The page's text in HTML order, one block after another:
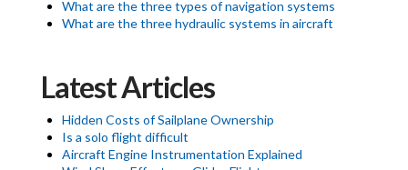
What are the three types of navigation systems
What are the three hydraulic systems in aircraft
Latest Articles
Hidden Costs of Sailplane Ownership
Is a solo flight difficult
Aircraft Engine Instrumentation Explained